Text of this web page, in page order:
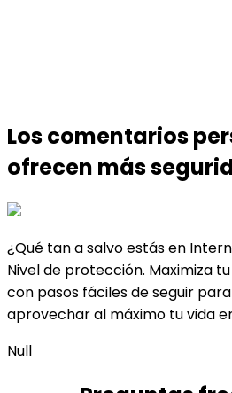
Los comentarios
ofrecen más
¿Qué tan a salvo estás en
Nivel de protección. Maximiza
con pasos fáciles de seguir
aprovechar al máximo tu vida
Null